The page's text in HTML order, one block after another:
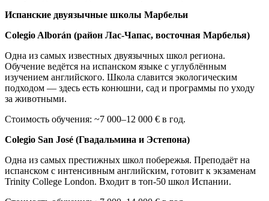
Испанские двуязычные школы Марбельи
Colegio Alborán (район Лас-Чапас, восточная Марбелья)
Одна из самых известных двуязычных школ региона.
Обучение ведётся на испанском языке с углублённым
изучением английского. Школа славится экологическим
подходом — здесь есть конюшни, сад и программы по уходу
за животными.
Стоимость обучения: ~7 000–12 000 € в год.
Colegio San José (Гвадальмина и Эстепона)
Одна из самых престижных школ побережья. Преподаёт на
испанском с интенсивным английским, готовит к экзаменам
Trinity College London. Входит в топ-50 школ Испании.